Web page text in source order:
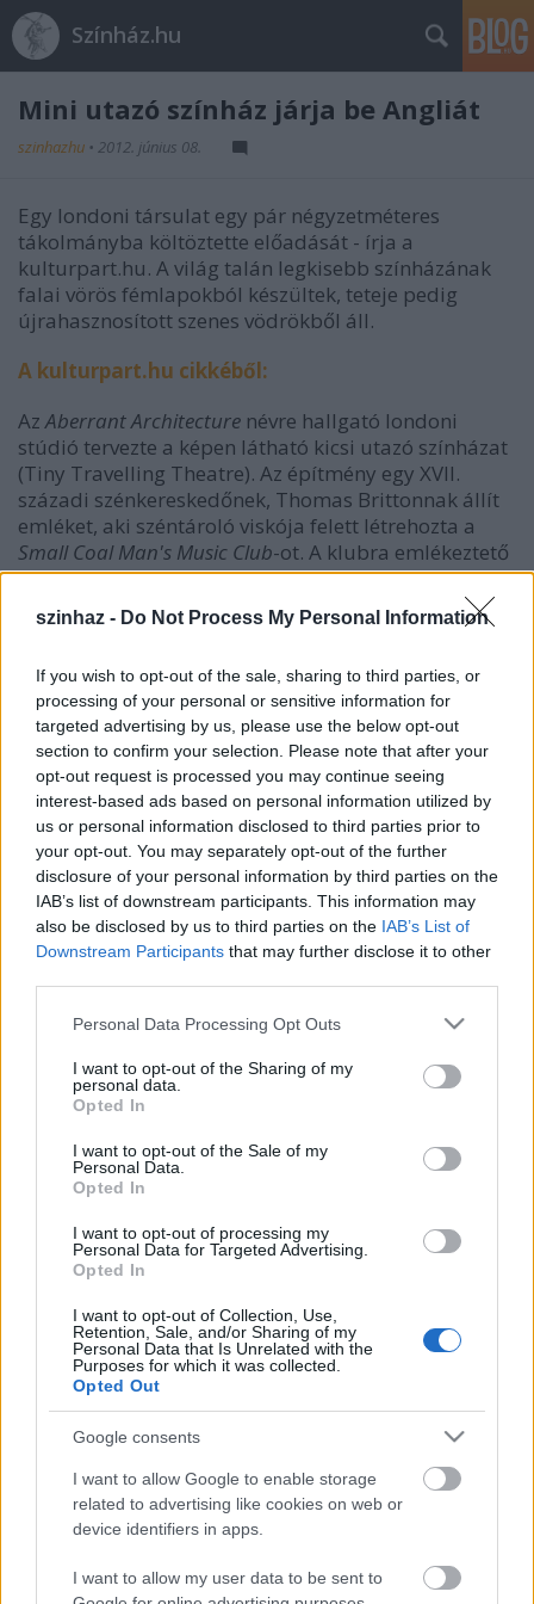
szinhaz - Do Not Process My Personal Information
If you wish to opt-out of the sale, sharing to third parties, or
processing of your personal or sensitive information for
targeted advertising by us, please use the below opt-out
section to confirm your selection. Please note that after your
opt-out request is processed you may continue seeing
interest-based ads based on personal information utilized by
us or personal information disclosed to third parties prior to
your opt-out. You may separately opt-out of the further
disclosure of your personal information by third parties on the
IAB’s list of downstream participants. This information may
also be disclosed by us to third parties on the IAB’s List of
Downstream Participants that may further disclose it to other
Please note that this website/app uses one or more Google
not limited to your visit or usage behaviour. You may click to
grant or deny consent to Google and its third-party tags to
use your data for below specified purposes in below Google
consent section.
Personal Data Processing Opt Outs
I want to opt-out of the Sharing of my
personal data.
Opted In
I want to opt-out of the Sale of my
Personal Data.
Opted In
I want to opt-out of processing my
Personal Data for Targeted Advertising.
Opted In
I want to opt-out of Collection, Use,
Retention, Sale, and/or Sharing of my
Personal Data that Is Unrelated with the
Purposes for which it was collected.
Opted Out
Google consents
I want to allow Google to enable storage
related to advertising like cookies on web or
device identifiers in apps.
I want to allow my user data to be sent to
Színház.hu
Mini utazó színház járja be Angliát
szinhazhu • 2012. június 08.
Egy londoni társulat egy pár négyzetméteres
tákolmányba költöztette előadását - írja a
kulturpart.hu. A világ talán legkisebb színházának
falai vörös fémlapokból készültek, teteje pedig
újrahasznosított szenes vödrökből áll.
A kulturpart.hu cikkéből:
AzAberrant Architecture névre hallgató londoni
stúdió tervezte a képen látható kicsi utazó színházat
(Tiny Travelling Theatre). Az építmény egy XVII.
századi szénkereskedőnek, Thomas Brittonnak állít
emléket, aki széntároló viskója felett létrehozta a
Small Coal Man's Music Club-ot. A klubra emlékeztető
piros miniszínház a Clerkenwell-i Design Héten
debütált, és azóta járja Angliát.
A tervezők megpróbáltak minél inkább hűek
maradni a mintául szolgáló szórakozóhelynek, ezért
a színház ajtaja egy hajó kormánykerekével nyitható,
a tetőt pedig szenes vödrökből építették fel. A
kéménybe tetőablakot rejtettek, így természetes
világítást kaphatott a belső játéktér. Egy kúpalakú
tölcséren keresztül pedig az épületen kívülre is
kivezetik a hangot, hogy a járókelők is élvezhessék az
előadás hanghatásait. A színházat egy régi
hippivagonnal vontatják, és hat besüllyesztett fülkét
is tartalmaz, ami hat embert tud egyszerre
befogadni. A nézők az előadások előtt és után pedig
akár egy italt is rendelhetnek, amit a kihajtható
asztal mellett fogyaszthatnak el.